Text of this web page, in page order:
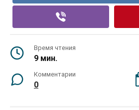
Время чтения
9 мин.
Комментарии
0